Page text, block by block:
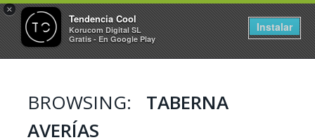
×
Tendencia Cool
Korucom Digital SL
Gratis - En Google Play
Instalar
BROWSING:
TABERNA
AVERÍAS